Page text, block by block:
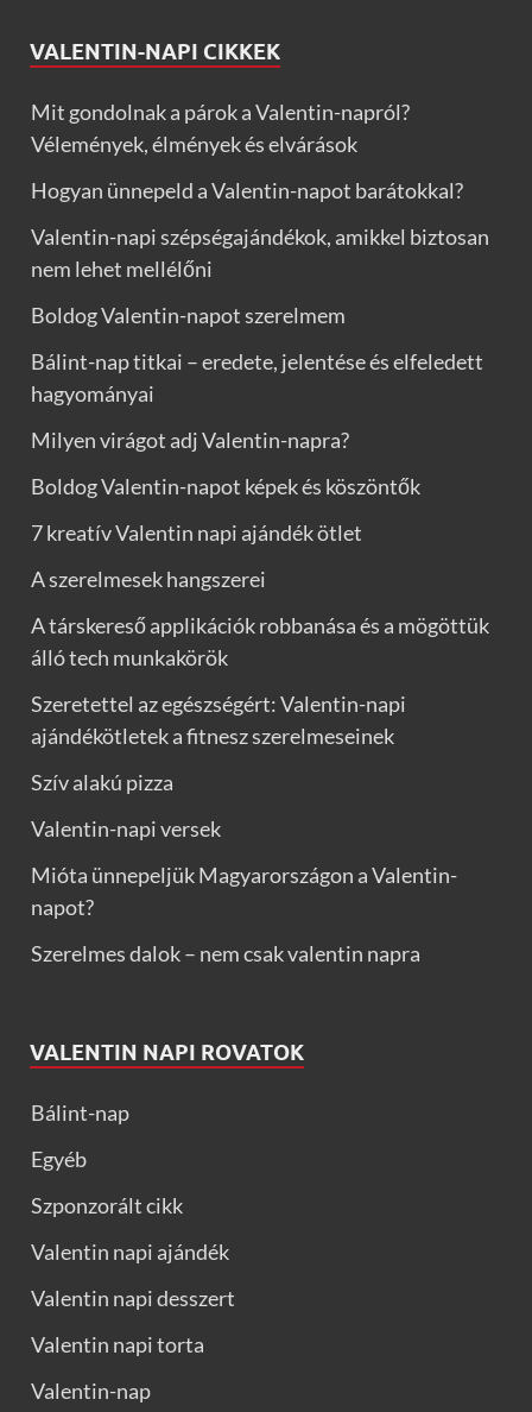
VALENTIN-NAPI CIKKEK
Mit gondolnak a párok a Valentin-napról?
Vélemények, élmények és elvárások
Hogyan ünnepeld a Valentin-napot barátokkal?
Valentin-napi szépségajándékok, amikkel biztosan
nem lehet mellélőni
Boldog Valentin-napot szerelmem
Bálint-nap titkai – eredete, jelentése és elfeledett
hagyományai
Milyen virágot adj Valentin-napra?
Boldog Valentin-napot képek és köszöntők
7 kreatív Valentin napi ajándék ötlet
A szerelmesek hangszerei
A társkereső applikációk robbanása és a mögöttük
álló tech munkakörök
Szeretettel az egészségért: Valentin-napi
ajándékötletek a fitnesz szerelmeseinek
Szív alakú pizza
Valentin-napi versek
Mióta ünnepeljük Magyarországon a Valentin-
napot?
Szerelmes dalok – nem csak valentin napra
VALENTIN NAPI ROVATOK
Bálint-nap
Egyéb
Szponzorált cikk
Valentin napi ajándék
Valentin napi desszert
Valentin napi torta
Valentin-nap